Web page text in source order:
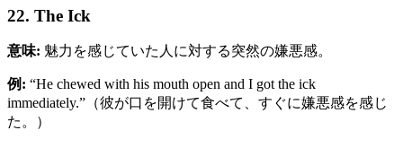
22. The Ick
意味: 魅力を感じていた人に対する突然の嫌悪感。
例: “He chewed with his mouth open and I got the ick
immediately.”（彼が口を開けて食べて、すぐに嫌悪感を感じ
た。）